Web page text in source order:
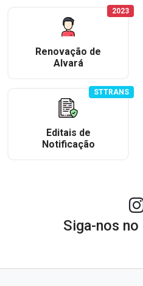
Renovação de
Alvará
2023
Editais de
Notificação
STTRANS
Siga-nos no